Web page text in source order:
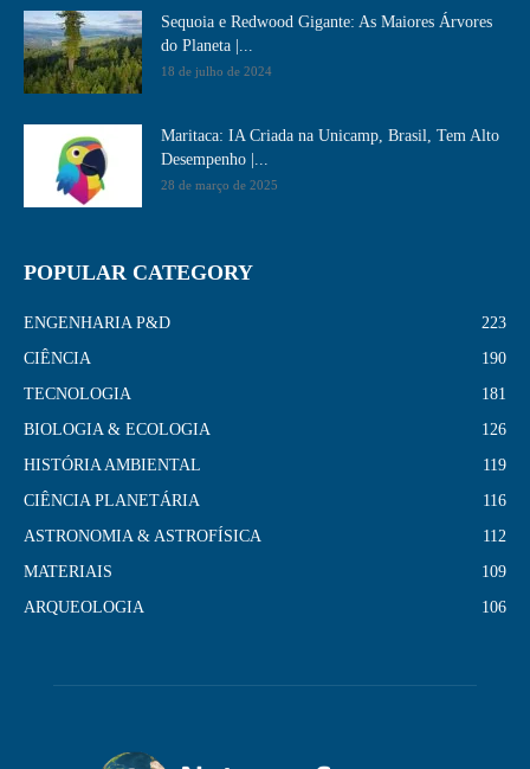
Sequoia e Redwood Gigante: As Maiores Árvores
do Planeta |...
18 de julho de 2024
Maritaca: IA Criada na Unicamp, Brasil, Tem Alto
Desempenho​ |...
28 de março de 2025
POPULAR CATEGORY
ENGENHARIA P&D
223
CIÊNCIA
190
TECNOLOGIA
181
BIOLOGIA & ECOLOGIA
126
HISTÓRIA AMBIENTAL
119
CIÊNCIA PLANETÁRIA
116
ASTRONOMIA & ASTROFÍSICA
112
MATERIAIS
109
ARQUEOLOGIA
106